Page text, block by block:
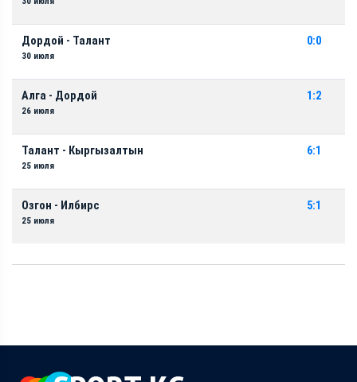
Дордой - Талант
30 июля
0:0
Алга - Дордой
26 июля
1:2
Талант - Кыргызалтын
25 июля
6:1
Озгон - Илбирс
25 июля
5:1